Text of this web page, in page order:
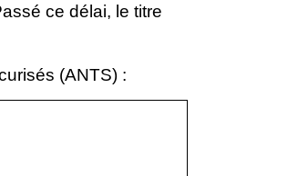
ce délai, le titre
(ANTS) :